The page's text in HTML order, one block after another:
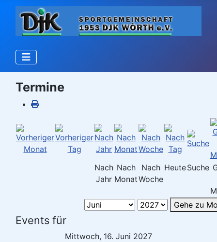
Termine
Nach
Jahr
Nach
Monat
Nach
Woche
HeuteSuche
Gehe zu
Events für
Mittwoch, 16. Juni 2027